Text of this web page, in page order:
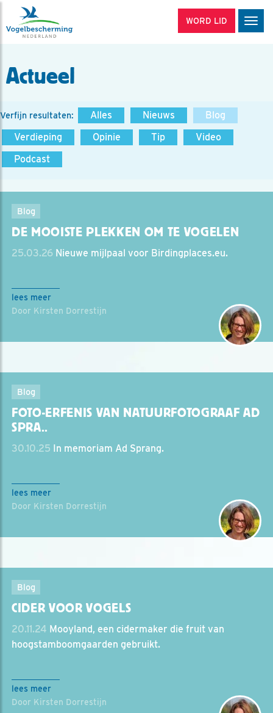
WORD LID
Actueel
Verfijn resultaten: Alles Nieuws
Blog
Verdieping
Opinie Tip
Video
Podcast
Blog
DE MOOISTE PLEKKEN OM TE VOGELEN
25.03.26 Nieuwe mijlpaal voor Birdingplaces.eu.
lees meer
Door Kirsten Dorrestijn
Blog
FOTO-ERFENIS VAN NATUURFOTOGRAAF AD
SPRA..
30.10.25 In memoriam Ad Sprang.
lees meer
Door Kirsten Dorrestijn
Blog
CIDER VOOR VOGELS
20.11.24 Mooyland, een cidermaker die fruit van
hoogstamboomgaarden gebruikt.
lees meer
Door Kirsten Dorrestijn